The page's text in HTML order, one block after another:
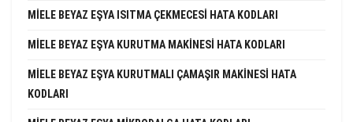
MIELE BEYAZ EŞYA ISITMA ÇEKMECESI HATA KODLARI
MIELE BEYAZ EŞYA KURUTMA MAKINESI HATA KODLARI
MIELE BEYAZ EŞYA KURUTMALI ÇAMAŞIR MAKINESI HATA
KODLARI